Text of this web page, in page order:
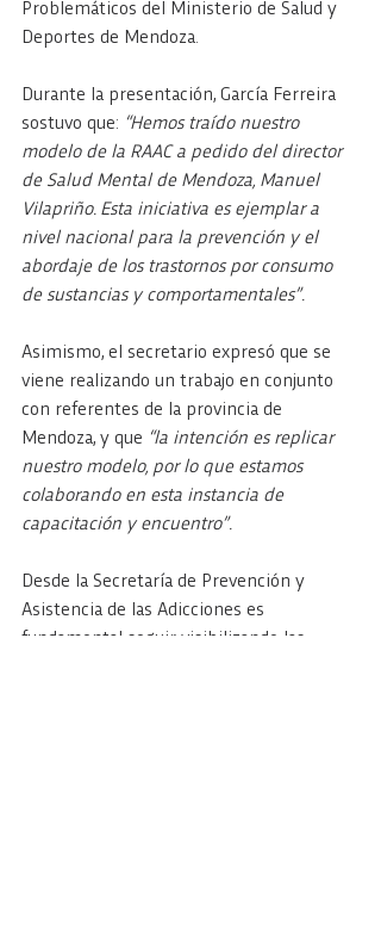
Problemáticos del Ministerio de Salud y
Deportes de Mendoza.
Durante la presentación, García Ferreira
sostuvo que: “Hemos traído nuestro
modelo de la RAAC a pedido del director
de Salud Mental de Mendoza, Manuel
Vilapriño. Esta iniciativa es ejemplar a
nivel nacional para la prevención y el
abordaje de los trastornos por consumo
de sustancias y comportamentales”.
Asimismo, el secretario expresó que se
viene realizando un trabajo en conjunto
con referentes de la provincia de
Mendoza, y que “la intención es replicar
nuestro modelo, por lo que estamos
colaborando en esta instancia de
capacitación y encuentro”.
Desde la Secretaría de Prevención y
Asistencia de las Adicciones es
fundamental seguir visibilizando las